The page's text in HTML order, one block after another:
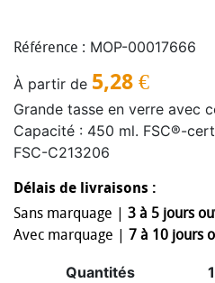
Référence : MOP-00017666
À partir de 5,28 €
Grande tasse en verre avec
Capacité : 450 ml. FSC®-
FSC-C213206
Délais de livraisons :
Sans marquage | 3 à 5 jours
Avec marquage | 7 à 10 jours
Quantités 1